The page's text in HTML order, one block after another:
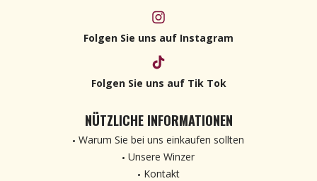
Folgen Sie uns auf Instagram
Folgen Sie uns auf Tik Tok
NÜTZLICHE INFORMATIONEN
Warum Sie bei uns einkaufen sollten
Unsere Winzer
Kontakt